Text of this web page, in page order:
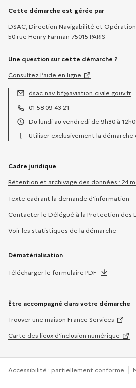
Informations sur
Cette démarche est gérée par
DSAC, Direction Navigabilité et
50 rue Henry Farman 75015 PARIS
Une question sur cette démarche ?
Consultez l’aide en ligne
Adresse électronique :
dsac-nav-bf@aviation-civile.gouv.fr
Téléphone :
01 58 09 43 21
Horaires :
Du lundi au vendredi de 9h30 à
Utiliser exclusivement la
Cadre juridique
Rétention et archivage des données : 24
Texte cadrant la demande d’information
Contacter le Délégué à la Protection des
Voir les statistiques de la démarche
Dématérialisation
Télécharger le formulaire PDF
Être accompagné dans votre démarche
Trouver une maison France Services
Carte des lieux d’inclusion numérique
Accessibilité : partiellement conforme